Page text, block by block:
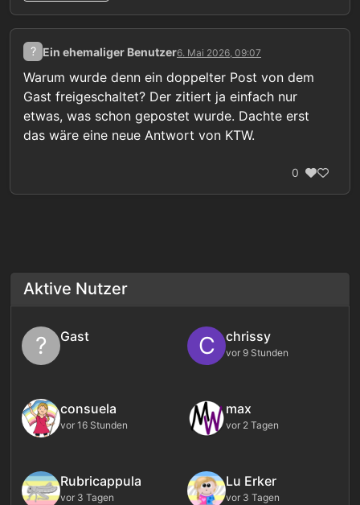
? Ein ehemaliger Benutzer6. Mai 2026, 09:07
Warum wurde denn ein doppelter Post von dem
Gast freigeschaltet? Der zitiert ja einfach nur
etwas, was schon gepostet wurde. Dachte erst
das wäre eine neue Antwort von KTW.
0
Aktive Nutzer
? Gast C chrissy
vor 9 Stunden
consuela
vor 16 Stunden
max
vor 2 Tagen
Rubricappula
vor 3 Tagen
Lu Erker
vor 3 Tagen